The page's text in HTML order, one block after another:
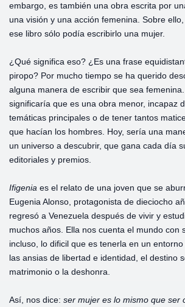
embargo, es también una obra escrita por
una visión y una acción femenina. Sobre
ese libro sólo podía escribirlo una mujer.
¿Qué significa eso? ¿Es una frase
piropo? Por mucho tiempo se ha querido
alguna manera de escribir que sea
significaría que es una obra menor, incapaz
temáticas principales o de tener tantos
que hacían los hombres. Hoy, sería una
un universo a descubrir, que gana cada día
editoriales y premios.
Ifigenia es el relato de una joven que se
Eugenia Alonso, protagonista de dieciocho
regresó a Venezuela después de vivir y
muchos años. Ella nos cuenta el mundo con
incluso, lo dificil que es tenerla en un
las ansias de libertad e identidad, el destino
matrimonio o la deshonra.
Así, nos dice: ser mujer es lo mismo que ser